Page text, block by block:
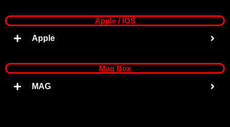
Apple / IOS
Apple
Mag Box
MAG